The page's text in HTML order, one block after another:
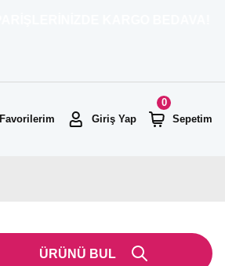
Favorilerim Giriş Yap Sepetim
0
ÜRÜNÜ BUL